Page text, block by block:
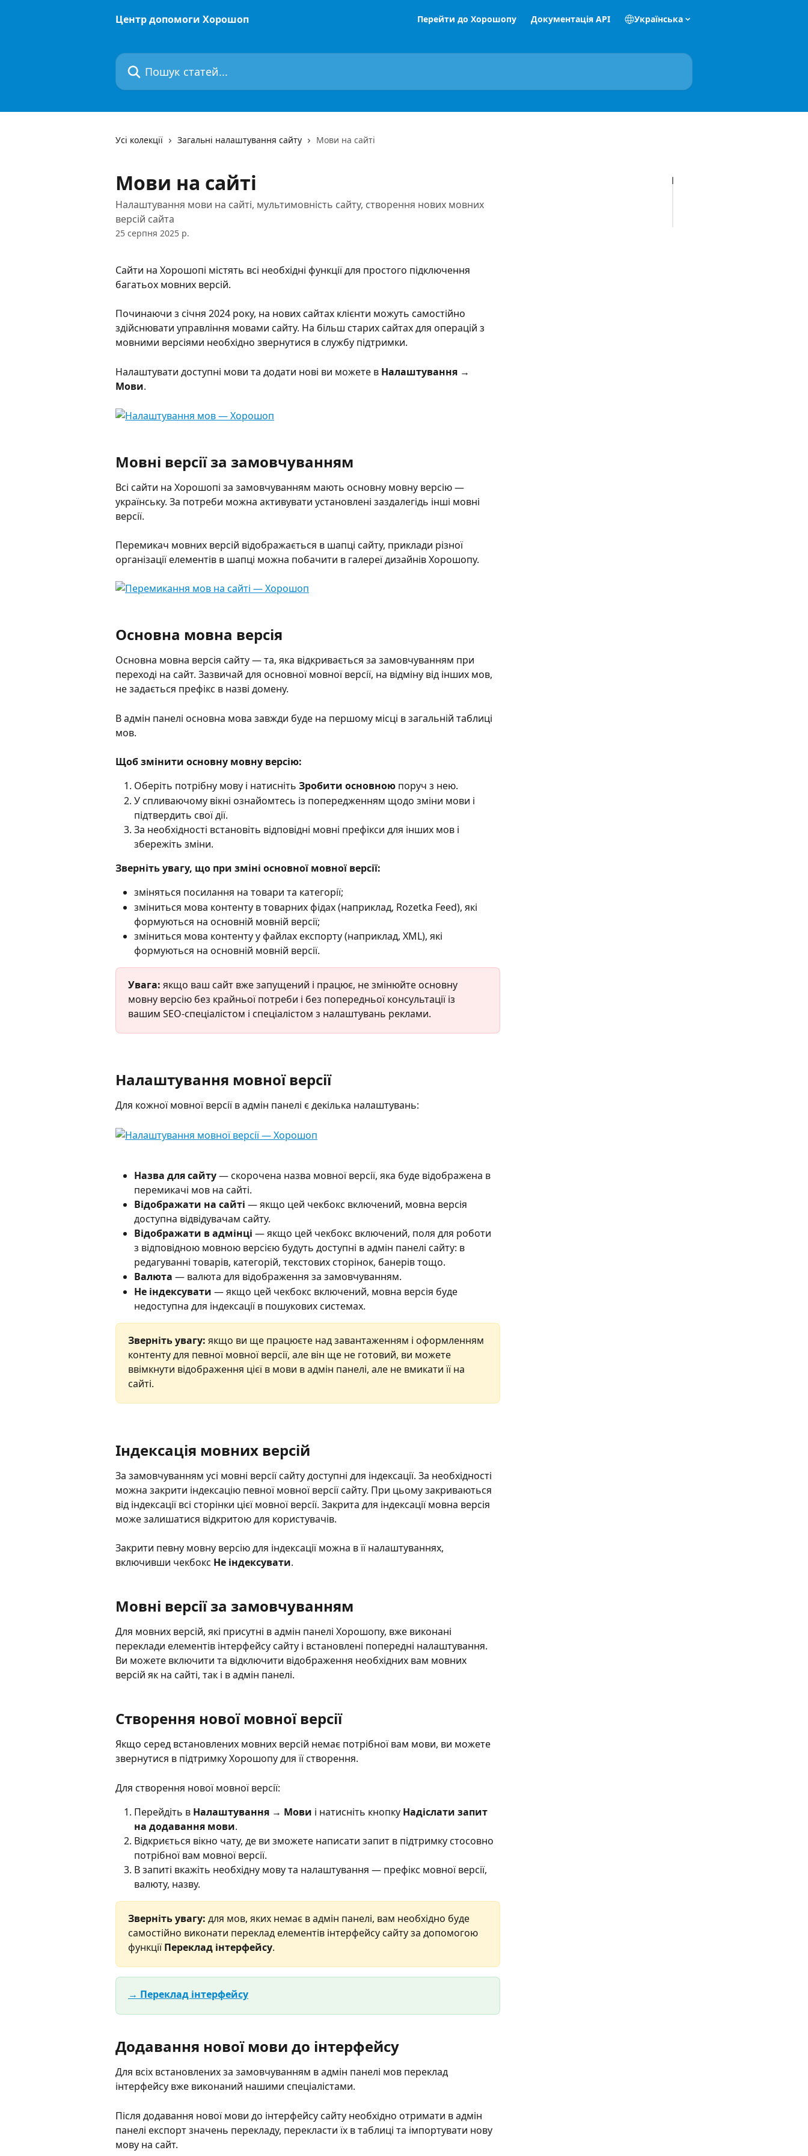
Центр допомоги Хорошоп
Перейти до Хорошопу Документація API Українська
Пошук статей...
Усі колекції Загальні налаштування сайту Мови на сайті
Мови на сайті
Налаштування мови на сайті, мультимовність сайту, створення нових мовних
версій сайта
25 серпня 2025 р.
Сайти на Хорошопі містять всі необхідні функції для простого підключення
багатьох мовних версій.
Починаючи з січня 2024 року, на нових сайтах клієнти можуть самостійно
здійснювати управління мовами сайту. На більш старих сайтах для операцій з
мовними версіями необхідно звернутися в службу підтримки.
Налаштувати доступні мови та додати нові ви можете в Налаштування →
Мови.
Мовні версії за замовчуванням
Всі сайти на Хорошопі за замовчуванням мають основну мовну версію —
українську. За потреби можна активувати установлені заздалегідь інші мовні
версії.
Перемикач мовних версій відображається в шапці сайту, приклади різної
організації елементів в шапці можна побачити в галереї дизайнів Хорошопу.
Основна мовна версія
Основна мовна версія сайту — та, яка відкривається за замовчуванням при
переході на сайт. Зазвичай для основної мовної версії, на відміну від інших мов,
не задається префікс в назві домену.
В адмін панелі основна мова завжди буде на першому місці в загальній таблиці
мов.
Щоб змінити основну мовну версію:
Оберіть потрібну мову і натисніть Зробити основною поруч з нею.
У спливаючому вікні ознайомтесь із попередженням щодо зміни мови і
підтвердить свої дії.
За необхідності встановіть відповідні мовні префікси для інших мов і
збережіть зміни.
Зверніть увагу, що при зміні основної мовної версії:
зміняться посилання на товари та категорії;
зміниться мова контенту в товарних фідах (наприклад, Rozetka Feed), які
формуються на основній мовній версії;
зміниться мова контенту у файлах експорту (наприклад, XML), які
формуються на основній мовній версії.
Увага: якщо ваш сайт вже запущений і працює, не змінюйте основну
мовну версію без крайньої потреби і без попередньої консультації із
вашим SEO-спеціалістом і спеціалістом з налаштувань реклами.
Налаштування мовної версії
Для кожної мовної версії в адмін панелі є декілька налаштувань:
Назва для сайту — скорочена назва мовної версії, яка буде відображена в
перемикачі мов на сайті.
Відображати на сайті — якщо цей чекбокс включений, мовна версія
доступна відвідувачам сайту.
Відображати в адмінці — якщо цей чекбокс включений, поля для роботи
з відповідною мовною версією будуть доступні в адмін панелі сайту: в
редагуванні товарів, категорій, текстових сторінок, банерів тощо.
Валюта — валюта для відображення за замовчуванням.
Не індексувати — якщо цей чекбокс включений, мовна версія буде
недоступна для індексації в пошукових системах.
Зверніть увагу: якщо ви ще працюєте над завантаженням і оформленням
контенту для певної мовної версії, але він ще не готовий, ви можете
ввімкнути відображення цієї в мови в адмін панелі, але не вмикати її на
сайті.
Індексація мовних версій
За замовчуванням усі мовні версії сайту доступні для індексації. За необхідності
можна закрити індексацію певної мовної версії сайту. При цьому закриваються
від індексації всі сторінки цієї мовної версії. Закрита для індексації мовна версія
може залишатися відкритою для користувачів.
Закрити певну мовну версію для індексації можна в її налаштуваннях,
включивши чекбокс Не індексувати.
Мовні версії за замовчуванням
Для мовних версій, які присутні в адмін панелі Хорошопу, вже виконані
переклади елементів інтерфейсу сайту і встановлені попередні налаштування.
Ви можете включити та відключити відображення необхідних вам мовних
версій як на сайті, так і в адмін панелі.
Створення нової мовної версії
Якщо серед встановлених мовних версій немає потрібної вам мови, ви можете
звернутися в підтримку Хорошопу для її створення.
Для створення нової мовної версії:
Перейдіть в Налаштування → Мови і натисніть кнопку Надіслати запит
на додавання мови.
Відкриється вікно чату, де ви зможете написати запит в підтримку стосовно
потрібної вам мовної версії.
В запиті вкажіть необхідну мову та налаштування — префікс мовної версії,
валюту, назву.
Зверніть увагу: для мов, яких немає в адмін панелі, вам необхідно буде
самостійно виконати переклад елементів інтерфейсу сайту за допомогою
функції Переклад інтерфейсу.
→ Переклад інтерфейсу
Додавання нової мови до інтерфейсу
Для всіх встановлених за замовчуванням в адмін панелі мов переклад
інтерфейсу вже виконаний нашими спеціалістами.
Після додавання нової мови до інтерфейсу сайту необхідно отримати в адмін
панелі експорт значень перекладу, перекласти їх в таблиці та імпортувати нову
мову на сайт.